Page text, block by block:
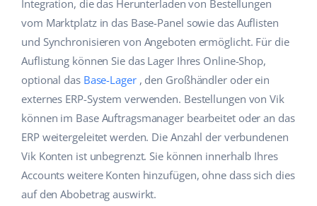
Marktplatz-Manager
Workflow-Automatisierung
Versandmanagement
Preisautomatisierung
KI für E-Commerce
Haus & Garten
Produkte für Kinder
Elektronik
Autoteile
Supermarkt
Health & Beauty
Mode
Hilfe
Akademie
Marketplace Ebook
Blog
Dienstleistungen
Systemimplementierungen
english (US)
english (GB)
english (IN)
čeština
deutsch
Ελληνικά
Integration, die das Herunterladen von Bestellungen
vom Marktplatz in das Base-Panel sowie das Auflisten
und Synchronisieren von Angeboten ermöglicht. Für die
Auflistung können Sie das Lager Ihres Online-Shop,
optional das Base-Lager, den Großhändler oder ein
externes ERP-System verwenden. Bestellungen von Vik
können im Base Auftragsmanager bearbeitet oder an das
ERP weitergeleitet werden. Die Anzahl der verbundenen
Vik Konten ist unbegrenzt. Sie können innerhalb Ihres
Accounts weitere Konten hinzufügen, ohne dass sich dies
auf den Abobetrag auswirkt.